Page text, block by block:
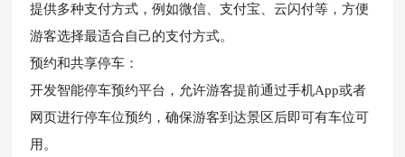
提供多种支付方式，例如微信、支付宝、云闪付等，方便
游客选择最适合自己的支付方式。
预约和共享停车：
开发智能停车预约平台，允许游客提前通过手机App或者
网页进行停车位预约，确保游客到达景区后即可有车位可
用。